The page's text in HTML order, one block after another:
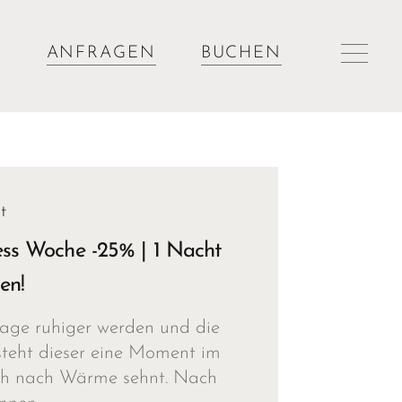
ANFRAGEN BUCHEN
Woche -25% | 1 Nacht
ruhiger werden und die
dieser eine Moment im
nach Wärme sehnt. Nach